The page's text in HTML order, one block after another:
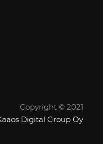
Copyright © 2021
Digital Group Oy